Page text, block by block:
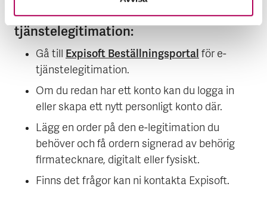
För att kunna använda Expisoft E-
tjänstelegitimation:
Gå till Expisoft Beställningsportal för e-
tjänstelegitimation.
Om du redan har ett konto kan du logga in
eller skapa ett nytt personligt konto där.
Lägg en order på den e-legitimation du
behöver och få ordern signerad av behörig
firmatecknare, digitalt eller fysiskt.
Finns det frågor kan ni kontakta Expisoft.